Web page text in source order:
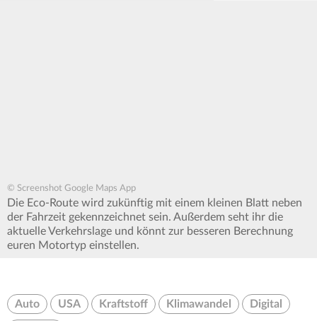
© Screenshot Google Maps App
Die Eco-Route wird zukünftig mit einem kleinen Blatt neben
der Fahrzeit gekennzeichnet sein. Außerdem seht ihr die
aktuelle Verkehrslage und könnt zur besseren Berechnung
euren Motortyp einstellen.
Auto USA Kraftstoff Klimawandel Digital